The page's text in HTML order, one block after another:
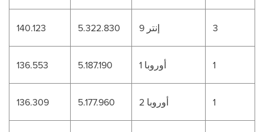
140.123 5.322.830 إنتر 9 3
136.553 5.187.190 أوروبا 1 1
136.309 5.177.960 أوروبا 2 1